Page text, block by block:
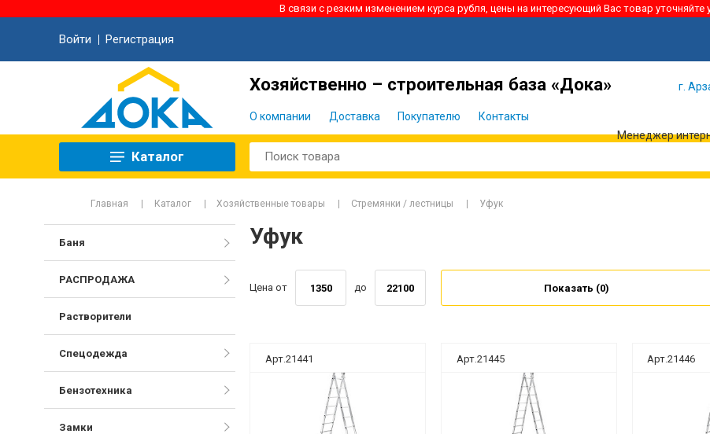
В связи с резким изменением курса рубля, цены на интересующий Вас товар
Войти Регистрация
Хозяйственно – строительная база «Дока»
О компании Доставка Покупателю Контакты
г.
Менеджер
Каталог
Главная Каталог Хозяйственные товары Стремянки / лестницы Уфук
Уфук
Цена от до Показать (0)
Арт.21441 Арт.21445 Арт.21446
Баня
РАСПРОДАЖА
Растворители
Спецодежда
Бензотехника
Замки